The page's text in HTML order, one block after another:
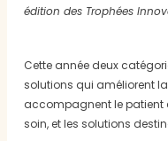
édition des Trophées
Cette année deux
solutions qui améliorent
accompagnent le patient
soin, et les solutions